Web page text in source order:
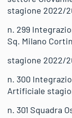
stagione 2022/
n. 299
Sq. Milano
stagione 2022/
n. 300
Artificiale
n. 301 Squadra